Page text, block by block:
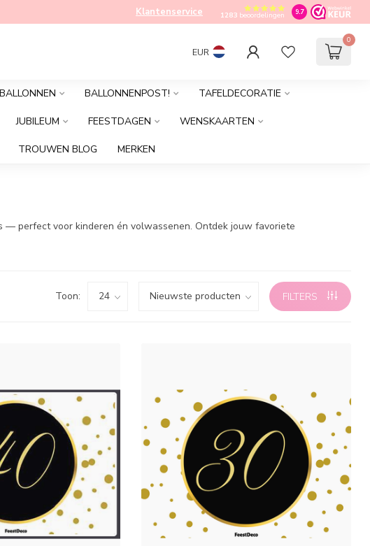
Klantenservice 1283beoordelingen 9.7
EUR
0
BALLONNEN BALLONNENPOST! TAFELDECORATIE
JUBILEUM FEESTDAGEN WENSKAARTEN
TROUWEN BLOG MERKEN
— perfect voor kinderen én volwassenen. Ontdek jouw favoriete
Toon: FILTERS